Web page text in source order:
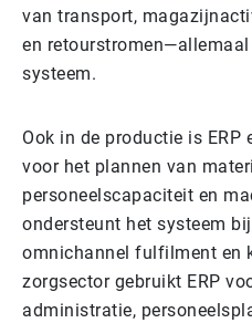
van transport,
en retourstromen—allemaal
systeem.
Ook in de productie is ERP
voor het plannen van
personeelscapaciteit en
ondersteunt het systeem
omnichannel fulfilment en
zorgsector gebruikt ERP
administratie,